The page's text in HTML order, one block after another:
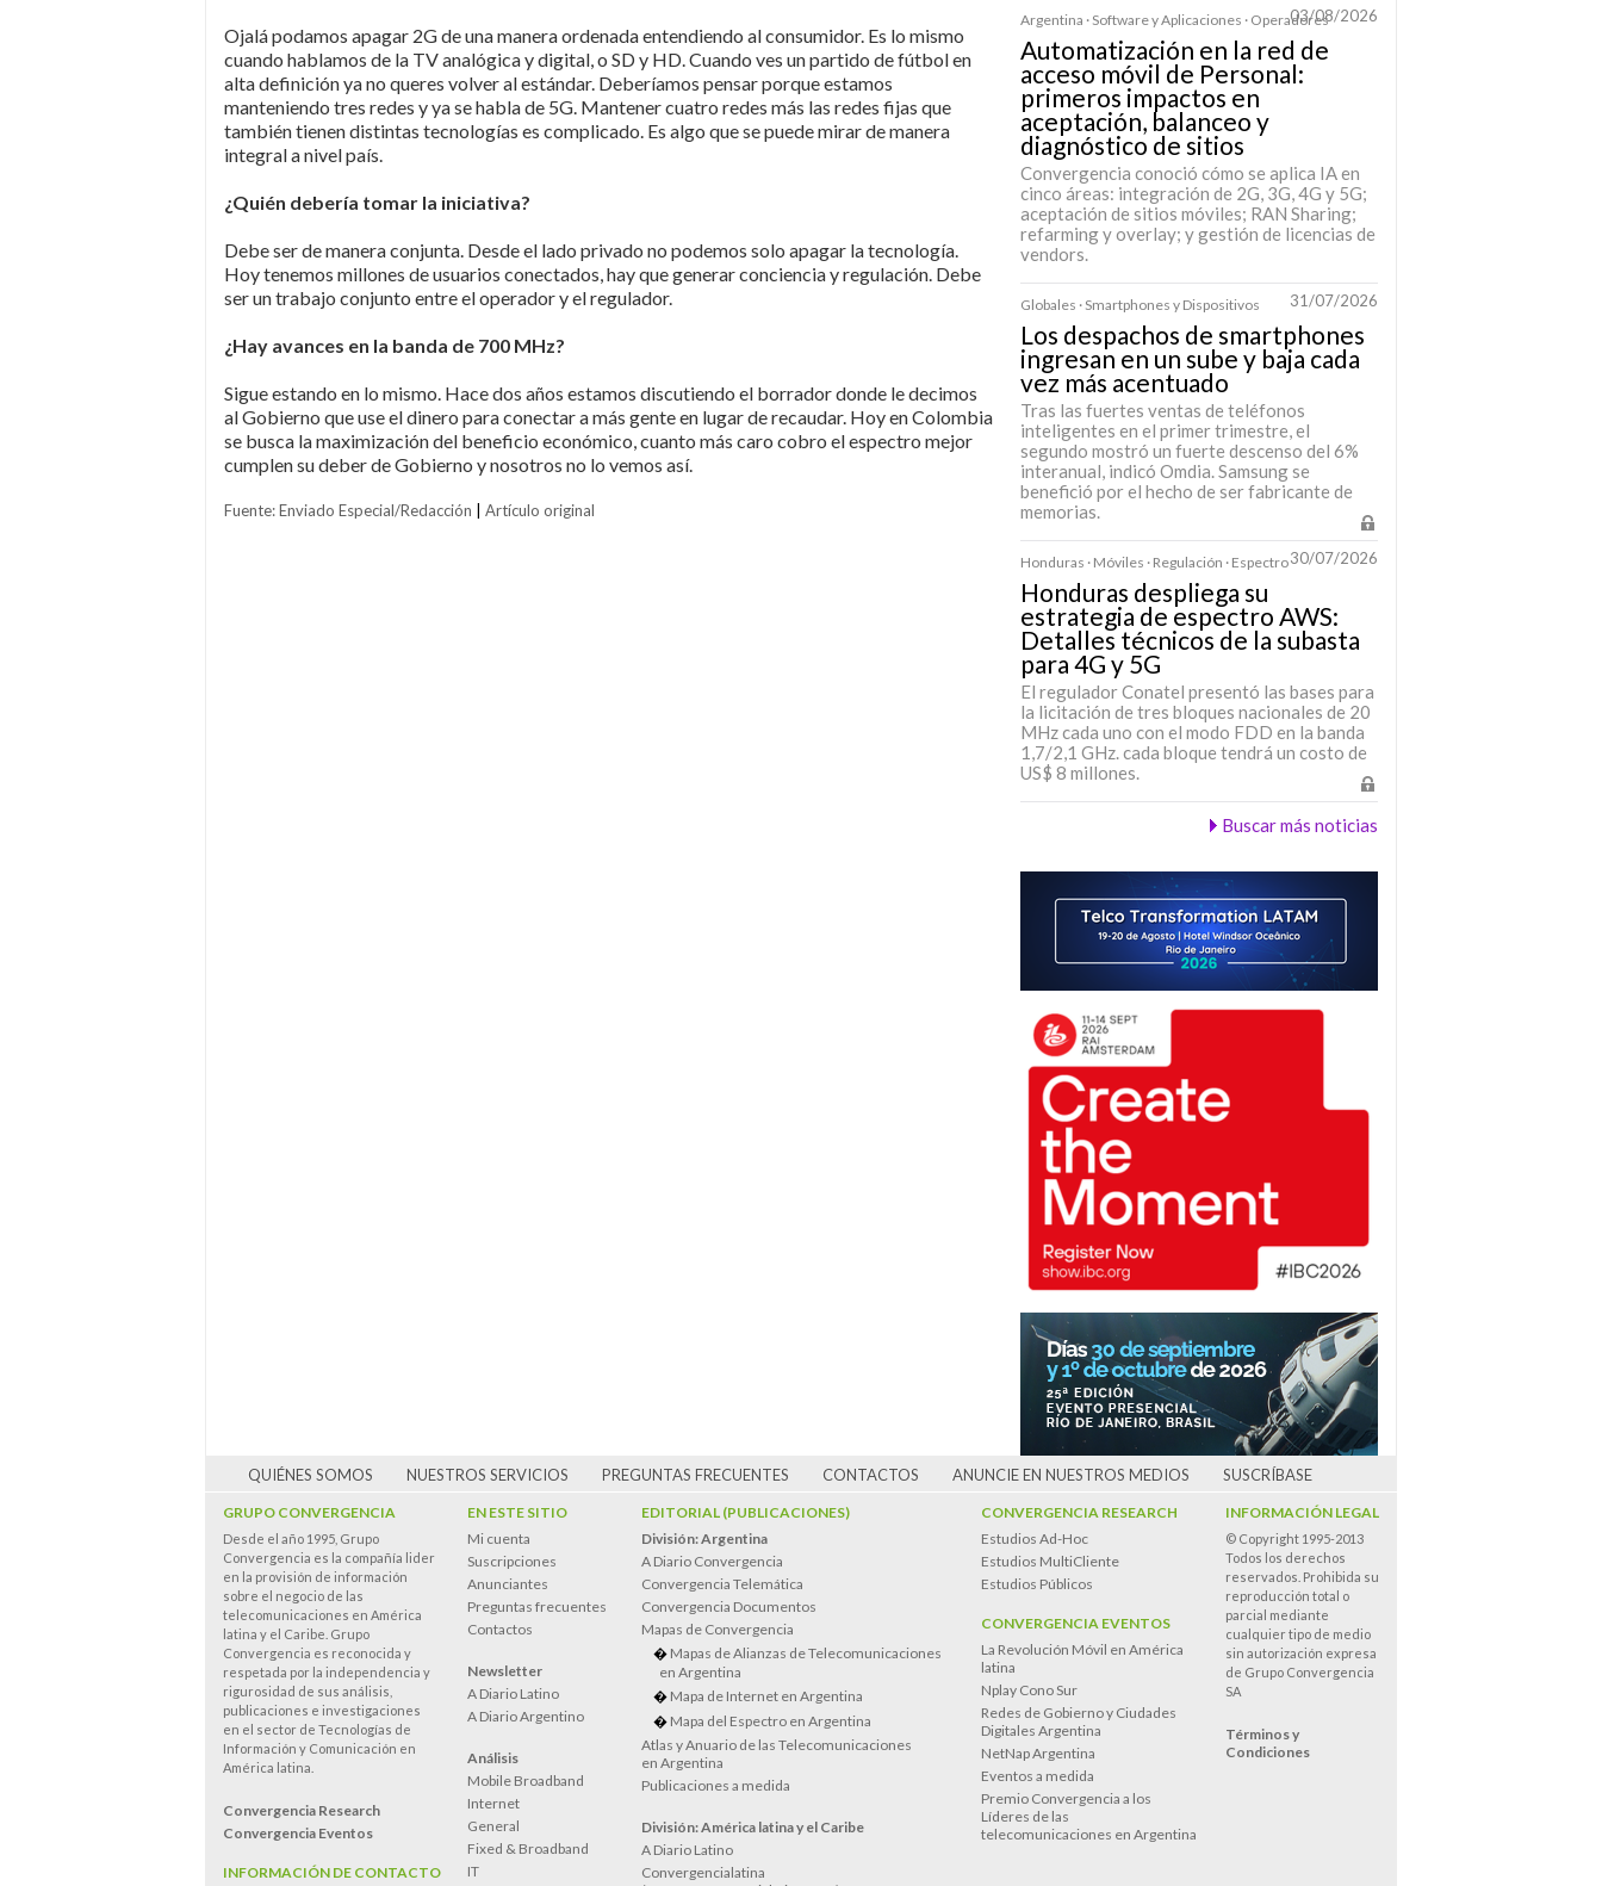
Ojalá podamos apagar 2G de una manera ordenada entendiendo al consumidor. Es lo mismo
cuando hablamos de la TV analógica y digital, o SD y HD. Cuando ves un partido de fútbol en
alta definición ya no queres volver al estándar. Deberíamos pensar porque estamos
manteniendo tres redes y ya se habla de 5G. Mantener cuatro redes más las redes fijas que
también tienen distintas tecnologías es complicado. Es algo que se puede mirar de manera
integral a nivel país.
¿Quién debería tomar la iniciativa?
Debe ser de manera conjunta. Desde el lado privado no podemos solo apagar la tecnología.
Hoy tenemos millones de usuarios conectados, hay que generar conciencia y regulación. Debe
ser un trabajo conjunto entre el operador y el regulador.
¿Hay avances en la banda de 700 MHz?
Sigue estando en lo mismo. Hace dos años estamos discutiendo el borrador donde le decimos
al Gobierno que use el dinero para conectar a más gente en lugar de recaudar. Hoy en Colombia
se busca la maximización del beneficio económico, cuanto más caro cobro el espectro mejor
cumplen su deber de Gobierno y nosotros no lo vemos así.
Fuente: Enviado Especial/Redacción Artículo original
Argentina · Software y Aplicaciones · Operadores03/08/2026
Automatización en la red de
acceso móvil de Personal:
primeros impactos en
aceptación, balanceo y
diagnóstico de sitios
Convergencia conoció cómo se aplica IA en
cinco áreas: integración de 2G, 3G, 4G y 5G;
aceptación de sitios móviles; RAN Sharing;
refarming y overlay; y gestión de licencias de
vendors.
Globales · Smartphones y Dispositivos 31/07/2026
Los despachos de smartphones
ingresan en un sube y baja cada
vez más acentuado
Tras las fuertes ventas de teléfonos
inteligentes en el primer trimestre, el
segundo mostró un fuerte descenso del 6%
interanual, indicó Omdia. Samsung se
benefició por el hecho de ser fabricante de
memorias.
Honduras · Móviles · Regulación · Espectro30/07/2026
Honduras despliega su
estrategia de espectro AWS:
Detalles técnicos de la subasta
para 4G y 5G
El regulador Conatel presentó las bases para
la licitación de tres bloques nacionales de 20
MHz cada uno con el modo FDD en la banda
1,7/2,1 GHz. cada bloque tendrá un costo de
US$ 8 millones.
Buscar más noticias
QUIÉNES SOMOS NUESTROS SERVICIOS PREGUNTAS FRECUENTES CONTACTOS ANUNCIE EN NUESTROS MEDIOS SUSCRÍBASE
GRUPO CONVERGENCIA
Desde el año 1995, Grupo
Convergencia es la compañía lider
en la provisión de información
sobre el negocio de las
telecomunicaciones en América
latina y el Caribe. Grupo
Convergencia es reconocida y
respetada por la independencia y
rigurosidad de sus análisis,
publicaciones e investigaciones
en el sector de Tecnologías de
Información y Comunicación en
América latina.
Convergencia Research
Convergencia Eventos
INFORMACIÓN DE CONTACTO
EN ESTE SITIO
Mi cuenta
Suscripciones
Anunciantes
Preguntas frecuentes
Contactos
Newsletter
A Diario Latino
A Diario Argentino
Análisis
Mobile Broadband
Internet
General
Fixed & Broadband
IT
EDITORIAL (PUBLICACIONES)
División: Argentina
A Diario Convergencia
Convergencia Telemática
Convergencia Documentos
Mapas de Convergencia
Mapas de Alianzas de Telecomunicaciones
en Argentina
Mapa de Internet en Argentina
Mapa del Espectro en Argentina
Atlas y Anuario de las Telecomunicaciones
en Argentina
Publicaciones a medida
División: América latina y el Caribe
A Diario Latino
Convergencialatina
CONVERGENCIA RESEARCH
Estudios Ad-Hoc
Estudios MultiCliente
Estudios Públicos
CONVERGENCIA EVENTOS
La Revolución Móvil en América
latina
Nplay Cono Sur
Redes de Gobierno y Ciudades
Digitales Argentina
NetNap Argentina
Eventos a medida
Premio Convergencia a los
Líderes de las
telecomunicaciones en Argentina
INFORMACIÓN LEGAL
© Copyright 1995-2013
Todos los derechos
reservados. Prohibida su
reproducción total o
parcial mediante
cualquier tipo de medio
sin autorización expresa
de Grupo Convergencia
SA
Términos y
Condiciones